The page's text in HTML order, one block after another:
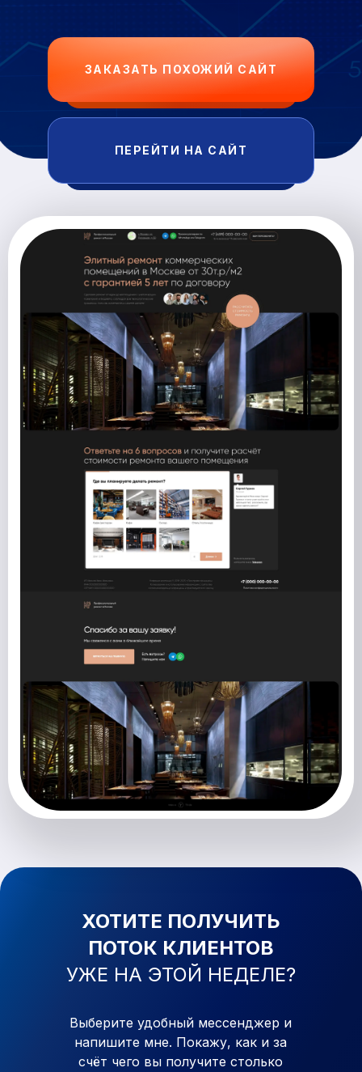
ЗАКАЗАТЬ ПОХОЖИЙ САЙТ
ПЕРЕЙТИ НА САЙТ
ХОТИТЕ ПОЛУЧИТЬ
ПОТОК КЛИЕНТОВ
УЖЕ НА ЭТОЙ НЕДЕЛЕ?
Выберите удобный мессенджер и
напишите мне. Покажу, как и за
счёт чего вы получите столько